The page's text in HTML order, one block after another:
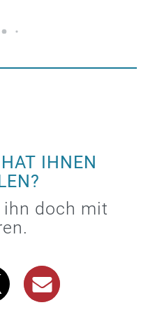
IHNEN
ihn doch mit